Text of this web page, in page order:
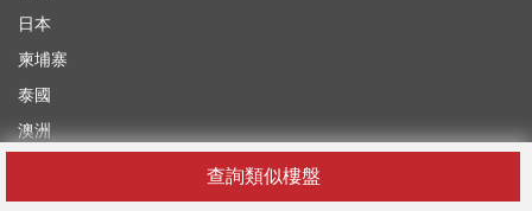
查詢類似樓盤
日本
柬埔寨
泰國
澳洲
越南